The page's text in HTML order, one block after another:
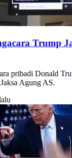
Trump
pribadi Donald
Agung AS.